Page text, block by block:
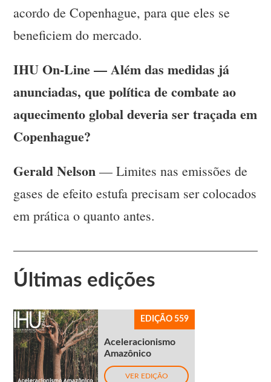
acordo de Copenhague, para que eles se
beneficiem do mercado.
IHU On-Line — Além das medidas já
anunciadas, que política de combate ao
aquecimento global deveria ser traçada em
Copenhague?
Gerald Nelson — Limites nas emissões de
gases de efeito estufa precisam ser colocados
em prática o quanto antes.
Últimas edições
EDIÇÃO 559
Aceleracionismo
Amazônico
VER EDIÇÃO